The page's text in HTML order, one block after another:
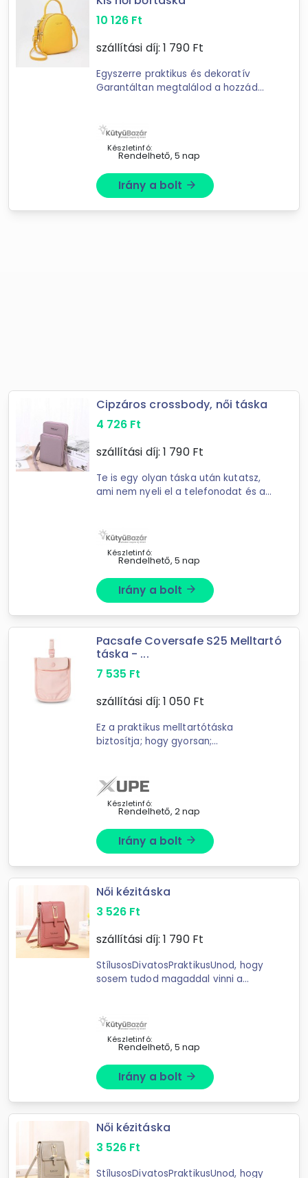
10 126 Ft
szállítási díj: 1 790Ft
Egyszerre praktikus és dekoratív
Garantáltan megtalálod a hozzád
belefér, akár egy buliba mész, ...
Készletinfó:
Rendelhető, 5 nap
Irány a bolt arrow_forward
Cipzáros crossbody, női táska
4 726 Ft
szállítási díj: 1 790Ft
Te is egy olyan táska után kutatsz,
ami nem nyeli el a telefonodat és a
stílusos megjelenésű, de ...
Készletinfó:
Rendelhető, 5 nap
Irány a bolt arrow_forward
Pacsafe Coversafe S25 Melltartó
táska - ...
7 535 Ft
szállítási díj: 1 050Ft
Ez a praktikus melltartótáska
biztosítja; hogy gyorsan;
Készletinfó:
Rendelhető, 2 nap
Irány a bolt arrow_forward
Női kézitáska
3 526 Ft
szállítási díj: 1 790Ft
StílusosDivatosPraktikusUnod, hogy
sosem tudod magaddal vinni a
egyszerre funkcionális és divatos ...
Készletinfó:
Rendelhető, 5 nap
Irány a bolt arrow_forward
Női kézitáska
3 526 Ft
StílusosDivatosPraktikusUnod, hogy